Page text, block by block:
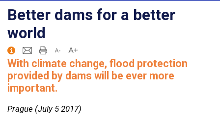
Better dams for a better
world
With climate change, flood protection
provided by dams will be ever more
important.
Prague (July 5 2017)